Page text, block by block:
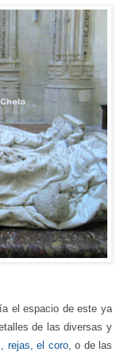
el espacio de este ya
de las diversas y
rejas, el coro, o de las